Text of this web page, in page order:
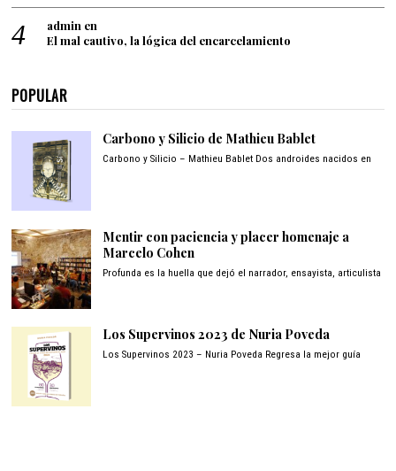
admin en
El mal cautivo, la lógica del encarcelamiento
POPULAR
Carbono y Silicio de Mathieu Bablet
Carbono y Silicio – Mathieu Bablet Dos androides nacidos en
Mentir con paciencia y placer homenaje a
Marcelo Cohen
Profunda es la huella que dejó el narrador, ensayista, articulista
Los Supervinos 2023 de Nuria Poveda
Los Supervinos 2023 – Nuria Poveda Regresa la mejor guía